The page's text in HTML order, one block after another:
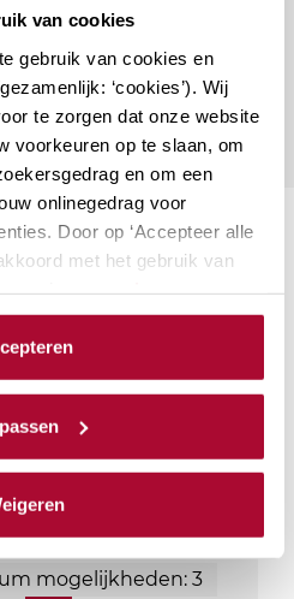
van cookies
gebruik van cookies en
‘cookies’). Wij
te zorgen dat onze website
voorkeuren op te slaan, om
en om een
onlinegedrag voor
Door op ‘Accepteer alle
met het gebruik van
derdendie uw gegevens
en
aandeelhouders met
onderdeel zijn
Als adviseur
de hoogte van de
mogelijkheden: 3